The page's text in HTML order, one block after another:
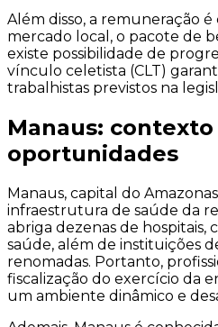
Além disso, a remuneração
mercado local, o pacote de
existe possibilidade de
vínculo celetista (CLT)
trabalhistas previstos na
Manaus: contexto
oportunidades
Manaus, capital do
infraestrutura de saúde da
abriga dezenas de hospitais,
saúde, além de instituições
renomadas. Portanto,
fiscalização do exercício da
um ambiente dinâmico e